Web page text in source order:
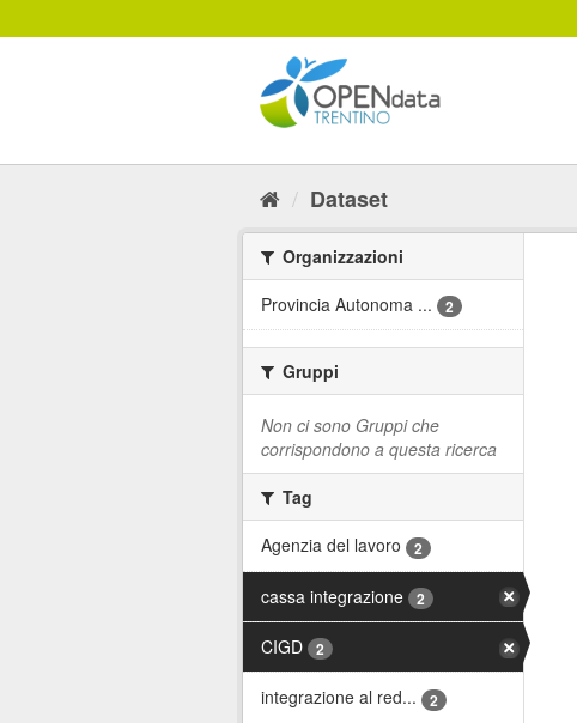
al
Dataset
Organizzazioni
Provincia Autonoma ...
2
Gruppi
Non ci sono Gruppi che
corrispondono a questa ricerca
Tag
Agenzia del lavoro
2
cassa integrazione 2
CIGD 2
integrazione al red... 2